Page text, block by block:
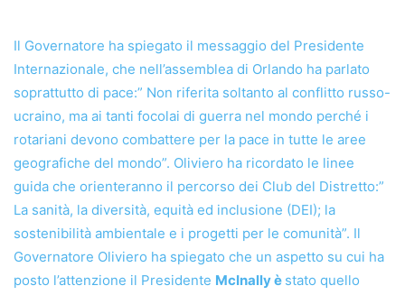
Il Governatore ha spiegato il messaggio del Presidente
Internazionale, che nell’assemblea di Orlando ha parlato
soprattutto di pace:” Non riferita soltanto al conflitto russo-
ucraino, ma ai tanti focolai di guerra nel mondo perché i
rotariani devono combattere per la pace in tutte le aree
geografiche del mondo”. Oliviero ha ricordato le linee
guida che orienteranno il percorso dei Club del Distretto:”
La sanità, la diversità, equità ed inclusione (DEI); la
sostenibilità ambientale e i progetti per le comunità”. Il
Governatore Oliviero ha spiegato che un aspetto su cui ha
posto l’attenzione il Presidente McInally è stato quello